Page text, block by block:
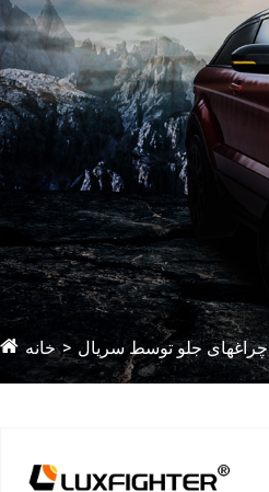
خانه چراغهای جلو توسط سریال